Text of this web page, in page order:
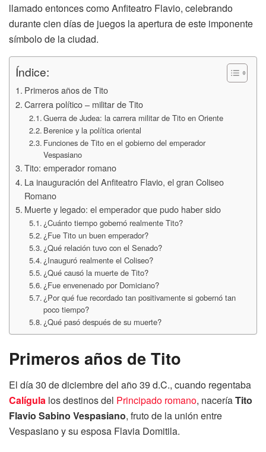
llamado entonces como Anfiteatro Flavio, celebrando
durante cien días de juegos la apertura de este imponente
símbolo de la ciudad.
Índice:
Primeros años de Tito
Carrera político – militar de Tito
Guerra de Judea: la carrera militar de Tito en Oriente
Berenice y la política oriental
Funciones de Tito en el gobierno del emperador
Vespasiano
Tito: emperador romano
La inauguración del Anfiteatro Flavio, el gran Coliseo
Romano
Muerte y legado: el emperador que pudo haber sido
¿Cuánto tiempo gobernó realmente Tito?
¿Fue Tito un buen emperador?
¿Qué relación tuvo con el Senado?
¿Inauguró realmente el Coliseo?
¿Qué causó la muerte de Tito?
¿Fue envenenado por Domiciano?
¿Por qué fue recordado tan positivamente si gobernó tan
poco tiempo?
¿Qué pasó después de su muerte?
Primeros años de Tito
El día 30 de diciembre del año 39 d.C., cuando regentaba
Calígula los destinos del Principado romano, naceríaTito
Flavio Sabino Vespasiano, fruto de la unión entre
Vespasiano y su esposa Flavia Domitila.